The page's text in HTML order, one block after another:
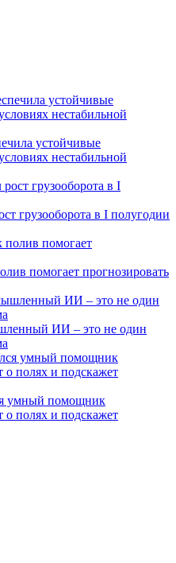
устойчивые
нестабильной
грузооборота в I полугодии
помогает прогнозировать
ИИ – это не один
умный помощник
о полях и подскажет